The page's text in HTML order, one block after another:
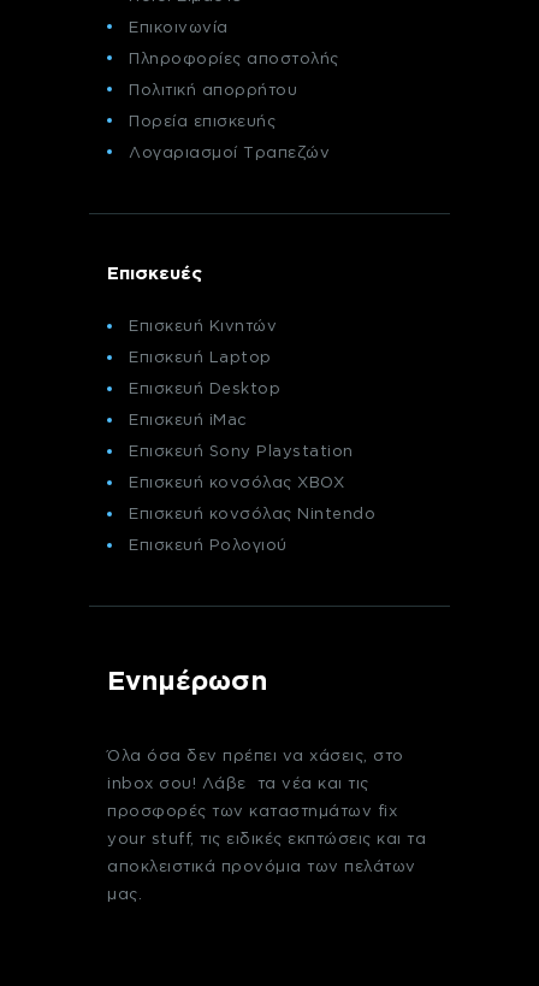
Επικοινωνία
Πληροφορίες αποστολής
Πολιτική απορρήτου
Πορεία επισκευής
Λογαριασμοί Τραπεζών
Επισκευές
Επισκευή Κινητών
Επισκευή Laptop
Επισκευή Desktop
Επισκευή iMac
Επισκευή Sony Playstation
Επισκευή κονσόλας XBOX
Επισκευή κονσόλας Nintendo
Επισκευή Ρολογιού
Ενημέρωση
Όλα όσα δεν πρέπει να χάσεις, στο
inbox σου! Λάβε τα νέα και τις
προσφορές των καταστημάτων fix
your stuff, τις ειδικές εκπτώσεις και τα
αποκλειστικά προνόμια των πελάτων
μας.